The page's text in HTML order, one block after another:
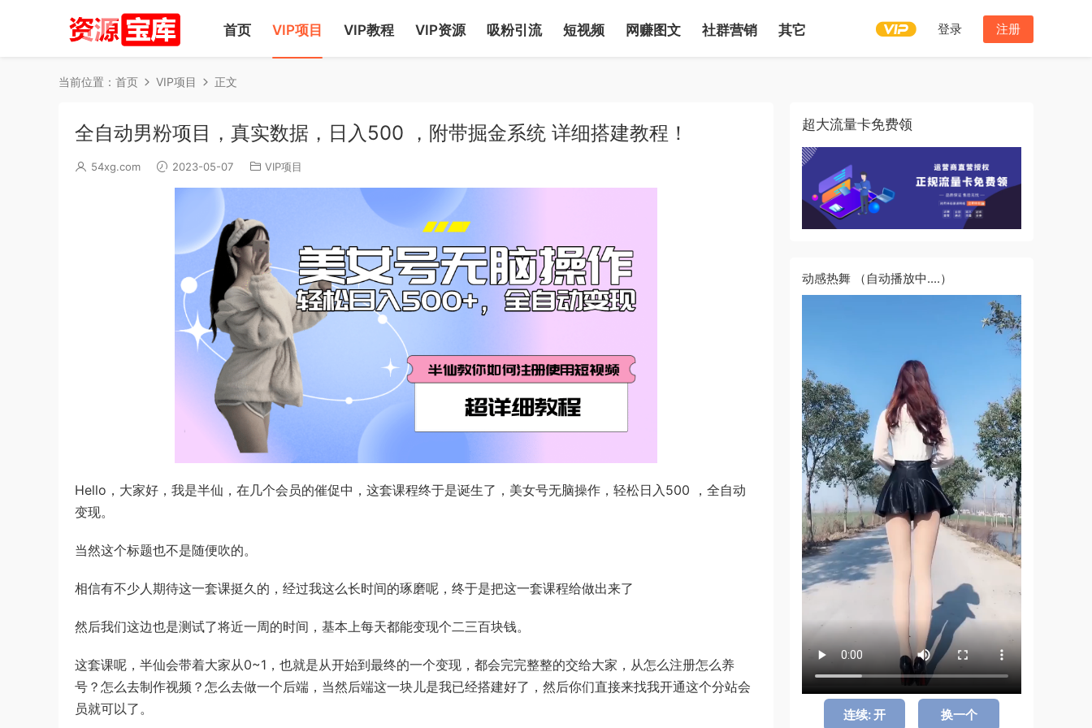
首页 VIP项目 VIP教程 VIP资源 吸粉引流 短视频 网赚图文 社群营销 其它 登录 注册
当前位置： 首页 VIP项目 正文
全自动男粉项目，真实数据，日入500 ，附带掘金系统 详细搭建教程！
54xg.com 2023-05-07 VIP项目
Hello，大家好，我是半仙，在几个会员的催促中，这套课程终于是诞生了，美女号无脑操作，轻松日入500 ，全自动
变现。
当然这个标题也不是随便吹的。
相信有不少人期待这一套课挺久的，经过我这么长时间的琢磨呢，终于是把这一套课程给做出来了
然后我们这边也是测试了将近一周的时间，基本上每天都能变现个二三百块钱。
这套课呢，半仙会带着大家从0~1，也就是从开始到最终的一个变现，都会完完整整的交给大家，从怎么注册怎么养
号？怎么去制作视频？怎么去做一个后端，当然后端这一块儿是我已经搭建好了，然后你们直接来找我开通这个分站会
员就可以了。
超大流量卡免费领
动感热舞 （自动播放中....）
连续: 开 换一个